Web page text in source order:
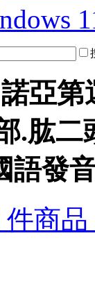
諾亞第
.肱
語發
商